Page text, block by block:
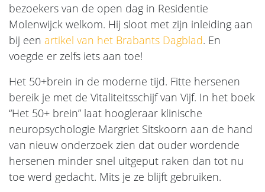
bezoekers van de open dag in Residentie
Molenwijck welkom. Hij sloot met zijn inleiding aan
bij een artikel van het Brabants Dagblad. En
voegde er zelfs iets aan toe!
Het 50+brein in de moderne tijd. Fitte hersenen
bereik je met de Vitaliteitsschijf van Vijf. In het boek
“Het 50+ brein” laat hoogleraar klinische
neuropsychologie Margriet Sitskoorn aan de hand
van nieuw onderzoek zien dat ouder wordende
hersenen minder snel uitgeput raken dan tot nu
toe werd gedacht. Mits je ze blijft gebruiken.